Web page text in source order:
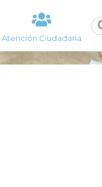
Atención Ciudadana